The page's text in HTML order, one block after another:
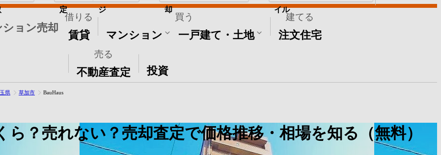
ション売却
借りる
賃貸
買う
マンション 一戸建て・土地
建てる
注文住宅
売る
不動産査定
その他
投資
定 ジ 却 イル
県 草加市 BauHaus
ら？売れない？売却査定で価格推移・相場を知る（無料）